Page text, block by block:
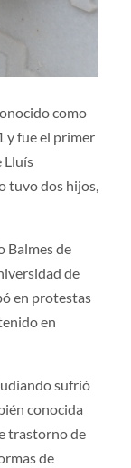
como
y fue el primer
Lluís
tuvo dos hijos,
Balmes de
de
en protestas
en
sufrió
conocida
trastorno de
de